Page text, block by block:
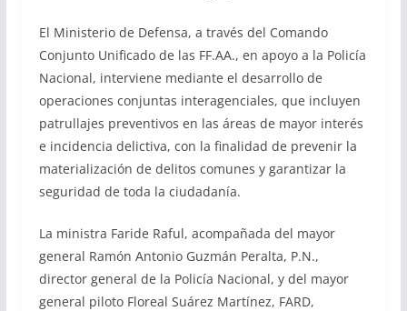
El Ministerio de Defensa, a través del Comando
Conjunto Unificado de las FF.AA., en apoyo a la Policía
Nacional, interviene mediante el desarrollo de
operaciones conjuntas interagenciales, que incluyen
patrullajes preventivos en las áreas de mayor interés
e incidencia delictiva, con la finalidad de prevenir la
materialización de delitos comunes y garantizar la
seguridad de toda la ciudadanía.
La ministra Faride Raful, acompañada del mayor
general Ramón Antonio Guzmán Peralta, P.N.,
director general de la Policía Nacional, y del mayor
general piloto Floreal Suárez Martínez, FARD,